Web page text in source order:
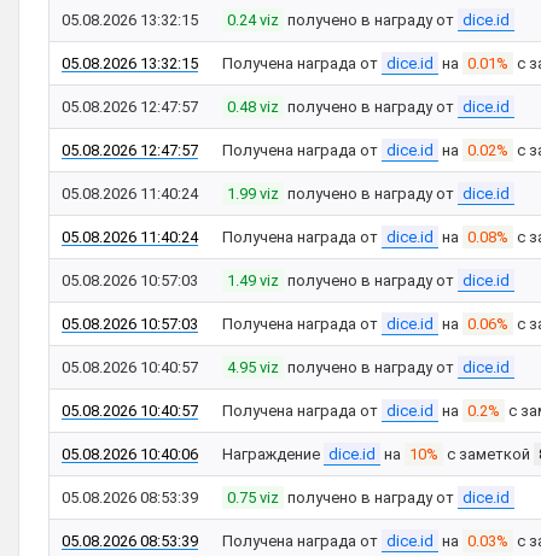
05.08.2026 13:32:15 0.24 viz получено в награду от dice.id
05.08.2026 13:32:15 Получена награда от dice.id на 0.01% с
05.08.2026 12:47:57 0.48 viz получено в награду от dice.id
05.08.2026 12:47:57 Получена награда от dice.id на 0.02% с
05.08.2026 11:40:24 1.99 viz получено в награду от dice.id
05.08.2026 11:40:24 Получена награда от dice.id на 0.08% с
05.08.2026 10:57:03 1.49 viz получено в награду от dice.id
05.08.2026 10:57:03 Получена награда от dice.id на 0.06% с
05.08.2026 10:40:57 4.95 viz получено в награду от dice.id
05.08.2026 10:40:57 Получена награда от dice.id на 0.2% с
05.08.2026 10:40:06 Награждение dice.id на 10% с заметкой
05.08.2026 08:53:39 0.75 viz получено в награду от dice.id
05.08.2026 08:53:39 Получена награда от dice.id на 0.03% с